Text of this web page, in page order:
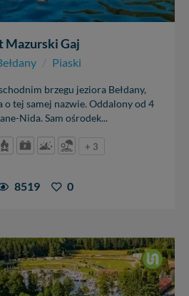
Mazurski Gaj
/ Piaski
brzegu jeziora Bełdany,
o tej samej nazwie. Oddalony od 4
Nida. Sam ośrodek...
+ 3
8519 0